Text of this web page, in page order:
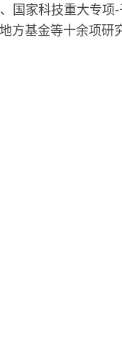
国家科技重大专
方基金等十余项研